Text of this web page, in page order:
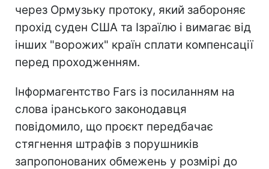
через Ормузьку протоку, який забороняє
прохід суден США та Ізраїлю і вимагає від
інших "ворожих" країн сплати компенсації
перед проходженням.
Інформагентство Fars із посиланням на
слова іранського законодавця
повідомило, що проєкт передбачає
стягнення штрафів з порушників
запропонованих обмежень у розмірі до